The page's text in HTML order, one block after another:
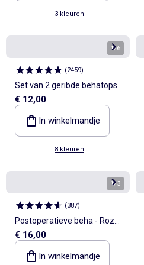
3 kleuren
1/6
(2459)
Set van 2 geribde behatops
€ 12,00
In winkelmandje
8 kleuren
1/3
(387)
Postoperatieve beha - Roze
Oktober
€ 16,00
In winkelmandje